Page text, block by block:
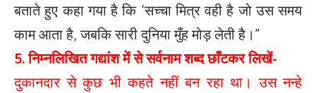
बताते हुए कहा गया है कि ‘सच्चा मित्र वही है जो उस समय
काम आता है, जबकि सारी दुनिया मुँह मोड़ लेती है।”
5. निम्नलिखित गद्यांश में से सर्वनाम शब्द छाँटकर लिखें-
दुकानदार से कुछ भी कहते नहीं बन रहा था। उस नन्हे